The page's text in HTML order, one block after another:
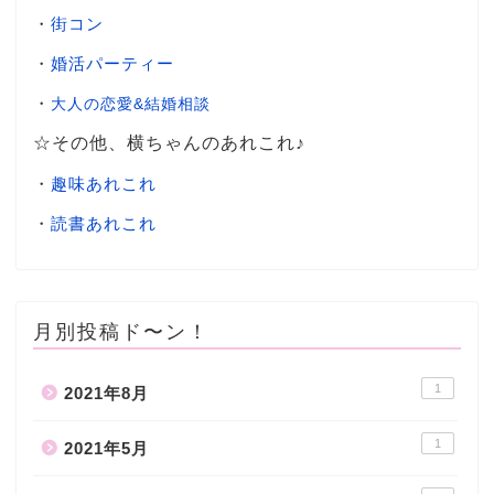
・ 街コン
・ 婚活パーティー
・ 大人の恋愛&結婚相談
☆その他、横ちゃんのあれこれ♪
・ 趣味あれこれ
・ 読書あれこれ
月別投稿ド〜ン！
2021年8月 1
2021年5月 1